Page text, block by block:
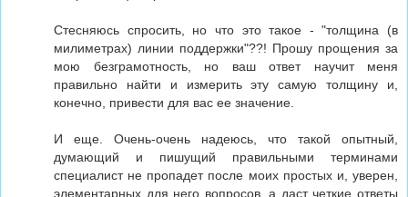
Стесняюсь спросить, но что это такое - "толщина (в
милиметрах) линии поддержки"??! Прошу прощения за
мою безграмотность, но ваш ответ научит меня
правильно найти и измерить эту самую толщину и,
конечно, привести для вас ее значение.
И еще. Очень-очень надеюсь, что такой опытный,
думающий и пишущий правильными терминами
специалист не пропадет после моих простых и, уверен,
элементарных для него вопросов, а даст четкие ответы